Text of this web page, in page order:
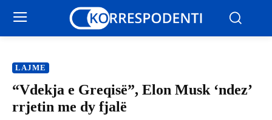
LAJME
“Vdekja e Greqisë”, Elon Musk ‘ndez’
rrjetin me dy fjalë